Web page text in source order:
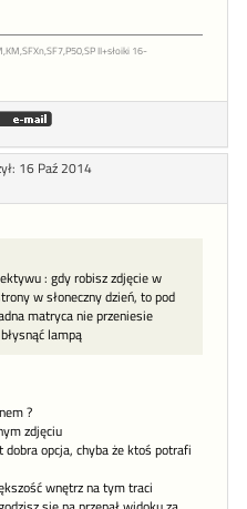
II+słoiki 16-
16 Paź 2014
: gdy robisz zdjęcie w
w słoneczny dzień, to pod
matryca nie przeniesie
lampą
?
zdjęciu
opcja, chyba że ktoś potrafi
wnętrz na tym traci